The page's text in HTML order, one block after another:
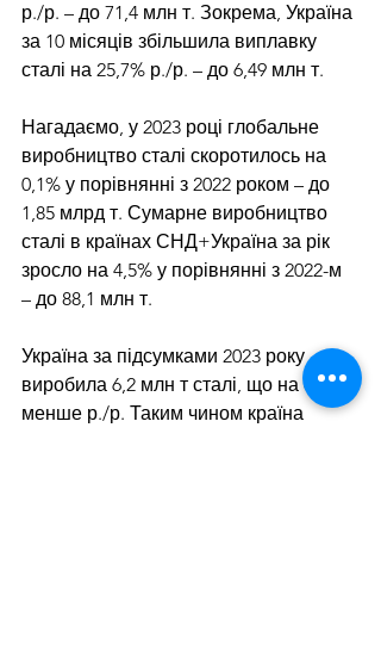
р./р. – до 71,4 млн т. Зокрема, Україна
за 10 місяців збільшила виплавку
сталі на 25,7% р./р. – до 6,49 млн т.
Нагадаємо, у 2023 році глобальне
виробництво сталі скоротилось на
0,1% у порівнянні з 2022 роком – до
1,85 млрд т. Сумарне виробництво
сталі в країнах СНД+Україна за рік
зросло на 4,5% у порівнянні з 2022-м
– до 88,1 млн т.
Україна за підсумками 2023 року
виробила 6,2 млн т сталі, що на 0,6%
менше р./р. Таким чином країна